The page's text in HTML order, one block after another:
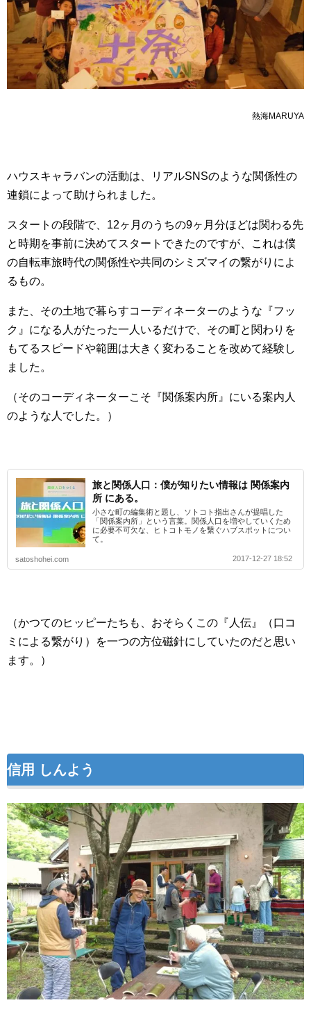
熱海MARUYA
ハウスキャラバンの活動は、リアルSNSのような関係性の
連鎖によって助けられました。
スタートの段階で、12ヶ月のうちの9ヶ月分ほどは関わる先
と時期を事前に決めてスタートできたのですが、これは僕
の自転車旅時代の関係性や共同のシミズマイの繋がりによ
るもの。
また、その土地で暮らすコーディネーターのような『フッ
ク』になる人がたった一人いるだけで、その町と関わりを
もてるスピードや範囲は大きく変わることを改めて経験し
ました。
（そのコーディネーターこそ『関係案内所』にいる案内人
のような人でした。）
旅と関係人口：僕が知りたい情報は 関係案内
所 にある。
小さな町の編集術と題し、ソトコト指出さんが提唱した
「関係案内所」という言葉。関係人口を増やしていくため
に必要不可欠な、ヒトコトモノを繋ぐハブスポットについ
て。
satoshohei.com 2017-12-27 18:52
（かつてのヒッピーたちも、おそらくこの『人伝』（口コ
ミによる繋がり）を一つの方位磁針にしていたのだと思い
ます。）
信用 しんよう